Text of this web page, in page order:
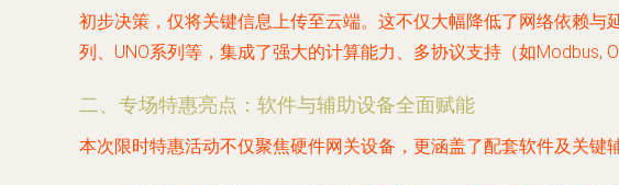
初步决策，仅将关键信息上传至云端。这不仅大幅降低了网络依赖
列、UNO系列等，集成了强大的计算能力、多协议支持（如Modbus,
二、专场特惠亮点：软件与辅助设备全面赋能
本次限时特惠活动不仅聚焦硬件网关设备，更涵盖了配套软件及关键